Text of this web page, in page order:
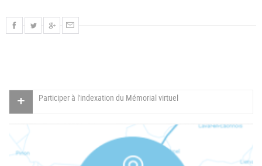
Participer à l'indexation du Mémorial virtuel